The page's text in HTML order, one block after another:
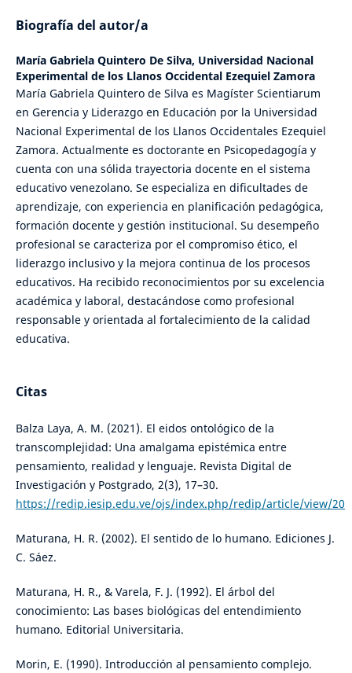
Biografía del autor/a
María Gabriela Quintero De Silva, Universidad Nacional
Experimental de los Llanos Occidental Ezequiel Zamora
María Gabriela Quintero de Silva es Magíster Scientiarum
en Gerencia y Liderazgo en Educación por la Universidad
Nacional Experimental de los Llanos Occidentales Ezequiel
Zamora. Actualmente es doctorante en Psicopedagogía y
cuenta con una sólida trayectoria docente en el sistema
educativo venezolano. Se especializa en dificultades de
aprendizaje, con experiencia en planificación pedagógica,
formación docente y gestión institucional. Su desempeño
profesional se caracteriza por el compromiso ético, el
liderazgo inclusivo y la mejora continua de los procesos
educativos. Ha recibido reconocimientos por su excelencia
académica y laboral, destacándose como profesional
responsable y orientada al fortalecimiento de la calidad
educativa.
Citas
Balza Laya, A. M. (2021). El eidos ontológico de la
transcomplejidad: Una amalgama epistémica entre
pensamiento, realidad y lenguaje. Revista Digital de
Investigación y Postgrado, 2(3), 17–30.
https://redip.iesip.edu.ve/ojs/index.php/redip/article/view/20
Maturana, H. R. (2002). El sentido de lo humano. Ediciones J.
C. Sáez.
Maturana, H. R., & Varela, F. J. (1992). El árbol del
conocimiento: Las bases biológicas del entendimiento
humano. Editorial Universitaria.
Morin, E. (1990). Introducción al pensamiento complejo.